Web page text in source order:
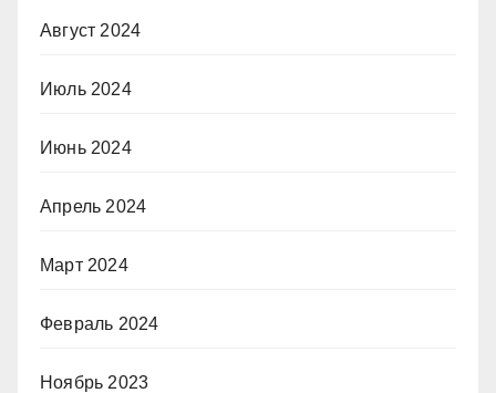
Август 2024
Июль 2024
Июнь 2024
Апрель 2024
Март 2024
Февраль 2024
Ноябрь 2023